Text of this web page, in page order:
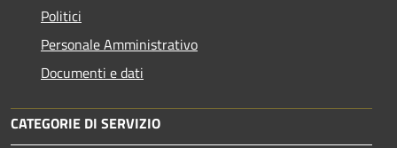
Politici
Personale Amministrativo
Documenti e dati
CATEGORIE DI SERVIZIO